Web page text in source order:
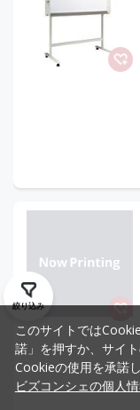
絞り込み
このサイトでは
諾」を押すか、サイ
Cookieの使用を承諾
ビズコンシェの個人